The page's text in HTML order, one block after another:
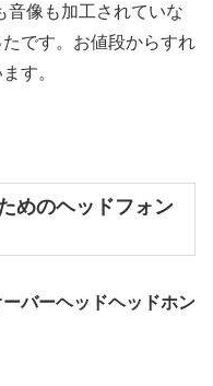
音像も加工されていな
です。お値段からすれ
す。
めのヘッドフォン
バーヘッドヘッドホン